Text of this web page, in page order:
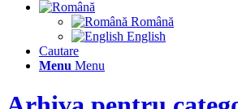
Română
English
Cautare
Menu Menu